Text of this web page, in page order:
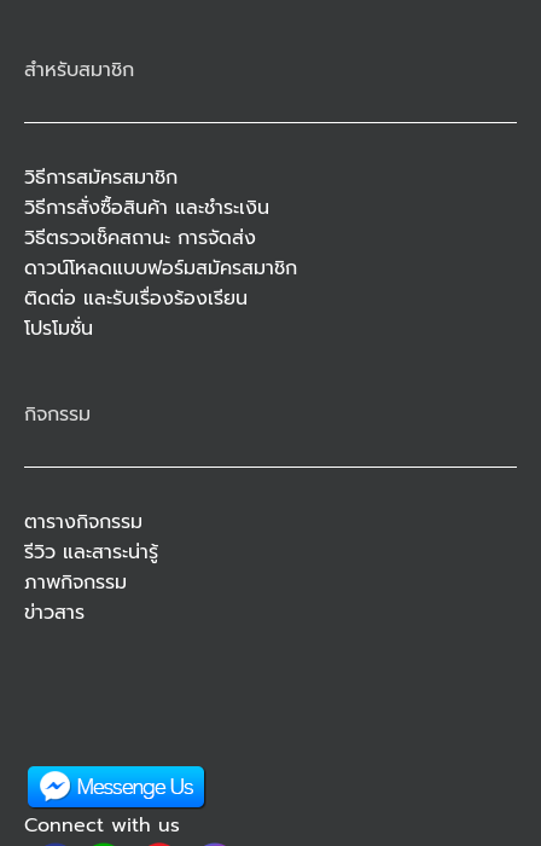
สำหรับสมาชิก
วิธีการสมัครสมาชิก
วิธีการสั่งซื้อสินค้า และชำระเงิน
วิธีตรวจเช็คสถานะ การจัดส่ง
ดาวน์โหลดแบบฟอร์มสมัครสมาชิก
ติดต่อ และรับเรื่องร้องเรียน
โปรโมชั่น
กิจกรรม
ตารางกิจกรรม
รีวิว และสาระน่ารู้
ภาพกิจกรรม
ข่าวสาร
Connect with us